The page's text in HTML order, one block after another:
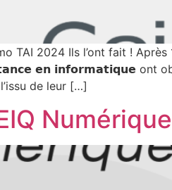
TAI 2024 Ils l’ont fait !
𝗲𝗻 𝗶𝗻𝗳𝗼𝗿𝗺𝗮𝘁𝗶𝗾𝘂𝗲 ont
de leur […]